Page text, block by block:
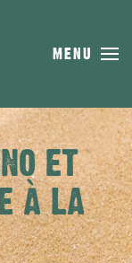
MENU
ET
À LA